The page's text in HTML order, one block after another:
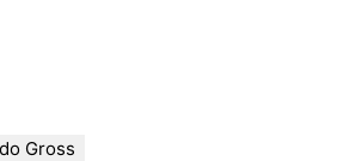
Gross